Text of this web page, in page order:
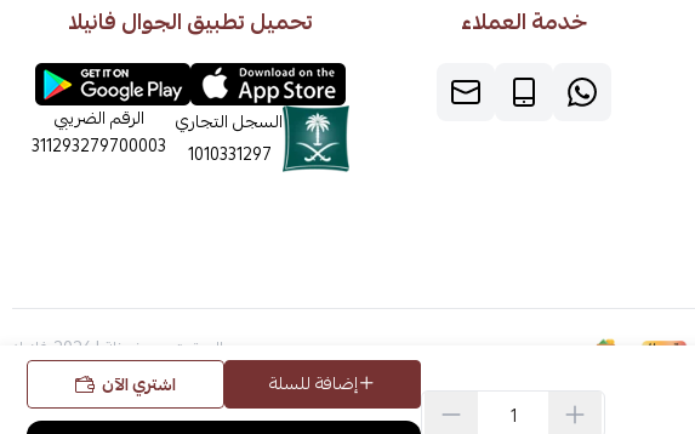
إضافة للسلة اشتري الآن
خدمة العملاء تحميل تطبيق الجوال فانيلا
السجل التجاري
1010331297
الرقم الضريبي
311293279700003
الحقوق محفوظة | 2026 فانيلا